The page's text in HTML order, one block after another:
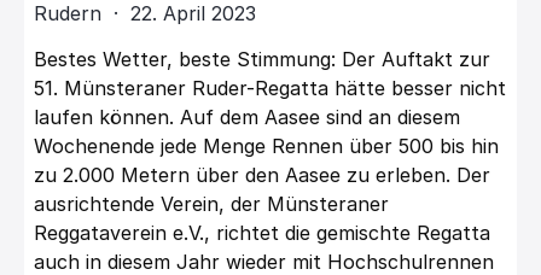
Rudern · 22. April 2023
Bestes Wetter, beste Stimmung: Der Auftakt zur
51. Münsteraner Ruder-Regatta hätte besser nicht
laufen können. Auf dem Aasee sind an diesem
Wochenende jede Menge Rennen über 500 bis hin
zu 2.000 Metern über den Aasee zu erleben. Der
ausrichtende Verein, der Münsteraner
Reggataverein e.V., richtet die gemischte Regatta
auch in diesem Jahr wieder mit Hochschulrennen